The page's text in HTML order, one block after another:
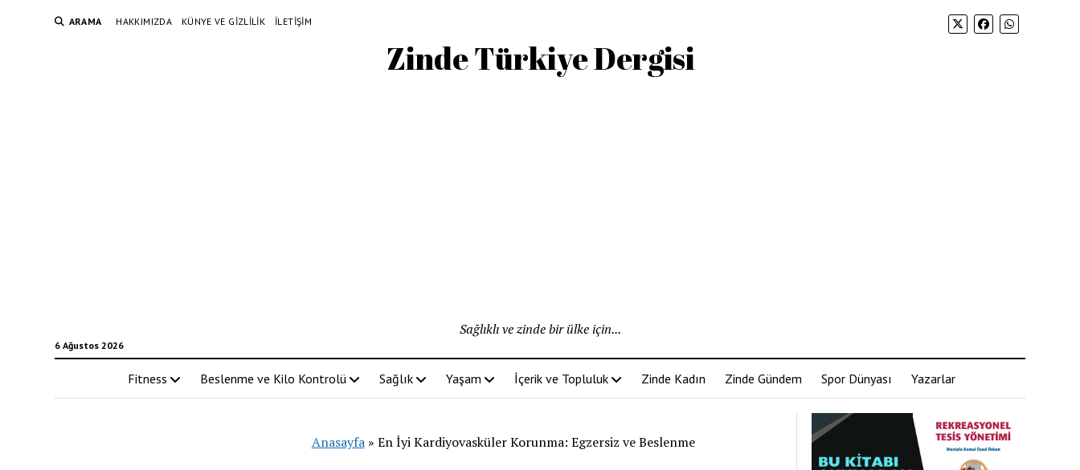
ARAMA HAKKIMIZDA KÜNYE VE GIZLILIK İLETIŞIM
Zinde Türkiye Dergisi
6 Ağustos 2026
Sağlıklı ve zinde bir ülke için...
Fitness Beslenme ve Kilo Kontrolü Sağlık Yaşam İçerik ve Topluluk Zinde Kadın Zinde Gündem Spor Dünyası Yazarlar
Anasayfa» En İyi Kardiyovasküler Korunma: Egzersiz ve Beslenme